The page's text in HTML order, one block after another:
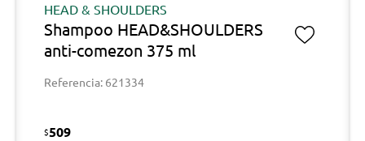
HEAD & SHOULDERS
Shampoo HEAD&SHOULDERS
anti-comezon 375 ml
Referencia: 621334
$509